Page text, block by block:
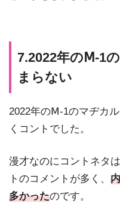
7.2022年のⅯ-1
まらない
2022年のⅯ-1のマヂカ
くコントでした。
漫才なのにコントネタ
トのコメントが多く、
多かったのです。